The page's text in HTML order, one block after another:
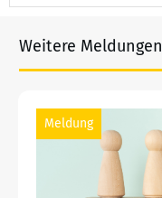
Weitere Meldungen
Meldung